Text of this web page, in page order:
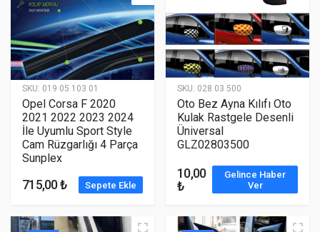
SKU: 019 05 103 01
Opel Corsa F 2020
2021 2022 2023 2024
İle Uyumlu Sport Style
Cam Rüzgarlığı 4 Parça
Sunplex
715,00 ₺ Sepete Ekle
SKU: 028 03 500
Oto Bez Ayna Kılıfı Oto
Kulak Rastgele Desenli
Üniversal
GLZ02803500
10,00
₺
Gelince Haber
Ver